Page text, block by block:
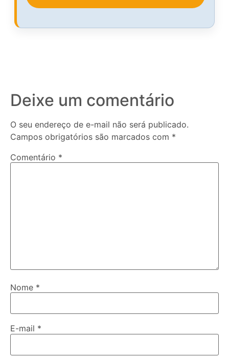
Deixe um comentário
O seu endereço de e-mail não será publicado.
Campos obrigatórios são marcados com *
Comentário *
Nome *
E-mail *